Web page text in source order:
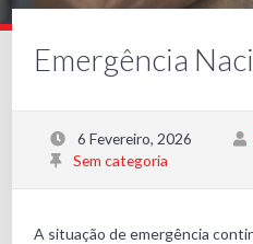
Emergência
6 Fevereiro, 2026
Sem categoria
A situação de emergência